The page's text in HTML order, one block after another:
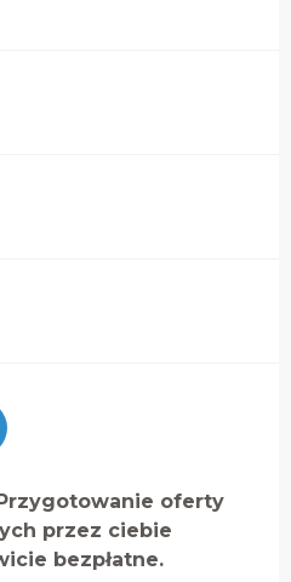
Przygotowanie oferty
przez ciebie
bezpłatne.